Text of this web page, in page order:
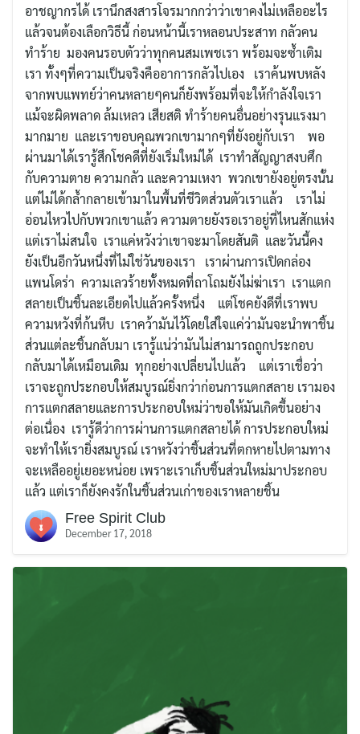
อาชญากรได้ เรานึกสงสารโจรมากกว่าว่าเขาคงไม่เหลืออะไร
แล้วจนต้องเลือกวิธีนี้ ก่อนหน้านี้เราหลอนประสาท กลัวคน
ทำร้าย มองคนรอบตัวว่าทุกคนสมเพชเรา พร้อมจะซ้ำเติม
เรา ทั้งๆที่ความเป็นจริงคืออาการกลัวไปเอง เราค้นพบหลัง
จากพบแพทย์ว่าคนหลายๆคนก็ยังพร้อมที่จะให้กำลังใจเรา
แม้จะผิดพลาด ล้มเหลว เสียสติ ทำร้ายคนอื่นอย่างรุนแรงมา
มากมาย และเราขอบคุณ​พวกเขามากๆที่ยังอยู่กับเรา พอ
ผ่านมาได้เรารู้สึกโชคดีที่ยังเริ่มใหม่ได้ เราทำสัญญาสงบศึก
กับความตาย ความกลัว และความเหงา พวกเขายังอยู่ตรงนั้น
แต่ไม่ได้กล้ำกลายเข้ามาในพื้นที่ชีวิตส่วนตัวเราแล้ว เราไม่
อ่อนไหวไปกับพวกเขาแล้ว ความตายยังรอเราอยู่ที่ไหนสักแห่ง
แต่เราไม่สนใจ เราแค่หวังว่าเขาจะมาโดยสันติ และวันนี้คง
ยังเป็นอีกวันหนึ่งที่ไม่ใช่วันของเรา เราผ่านการเปิดกล่อง
แพนโดร่า ความเลวร้ายทั้งหมดที่ถาโถมยังไม่ฆ่าเรา เราแตก
สลายเป็นชิ้นละเอียดไปแล้วครั้งหนึ่ง แต่โชคยังดีที่เราพบ
ความหวังที่ก้นหีบ เราคว้ามันไว้โดยใส่ใจแค่ว่ามันจะนำพาชิ้น
ส่วนแต่ละชิ้นกลับมา เรารู้แน่ว่ามันไม่สามารถถูกประกอบ
กลับมาได้เหมือนเดิม ทุกอย่างเปลี่ยนไปแล้ว แต่เราเชื่อว่า
เราจะถูกประกอบให้สมบูรณ์​ยิ่งกว่าก่อนการแตกสลาย เรามอง
การแตกสลายและการประกอบใหม่ว่าขอให้มันเกิดขึ้นอย่าง
ต่อเนื่อง เรารู้ดีว่าการผ่านการแตกสลายได้ การประกอบใหม่
จะทำให้เรายิ่งสมบูรณ์ เราหวังว่าชิ้นส่วนที่ตกหายไปตามทาง
จะเหลืออยู่เยอะหน่อย เพราะเราเก็บชิ้นส่วนใหม่มาประกอบ
แล้ว แต่เราก็ยังคงรักในชิ้นส่วนเก่าของเราหลายชิ้น
Free Spirit Club
December 17, 2018